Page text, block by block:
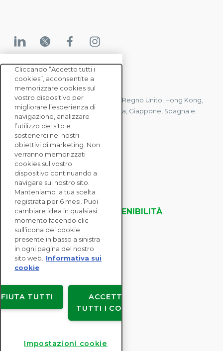
CONTATTACI
Abbiamo uffici in Francia, Stati Uniti, Regno Unito, Hong Kong,
Mauritius, Polonia, Canada, Germania, Giappone, Spagna e
Singapore.
CONTATTACI
SOLUZIONI
ENTERPRISE
VALUTAZIONI DELLA SOSTENIBILITÀ
RISORSE
INFORMAZIONI
Copyright © EcoVadis
Accordi con gli utenti
Privacy dei dati
Cliccando “Accetto tutti i
cookies”, acconsentite a
memorizzare cookies sul
vostro dispositivo per
migliorare l’esperienza di
navigazione, analizzare
l’utilizzo del sito e
sostenerci nei nostri
obiettivi di marketing. Non
verranno memorizzati
cookies sul vostro
dispositivo continuando a
navigare sul nostro sito.
Manteniamo la tua scelta
registrata per 6 mesi. Puoi
cambiare idea in qualsiasi
momento facendo clic
sull’icona dei cookie
presente in basso a sinistra
in ogni pagina del nostro
sito web.
Informativa sui
cookie
ACCETTA
TUTTI I COOKIE
TUTTI
Impostazioni cookie